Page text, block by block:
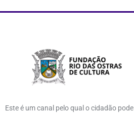
Este é um canal pelo qual o cidadão pode